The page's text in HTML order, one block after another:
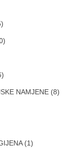
NAMJENE (8)
(1)